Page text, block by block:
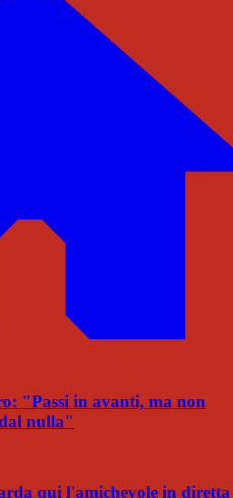
"Passi in avanti, ma non
nulla"
qui l'amichevole in diretta